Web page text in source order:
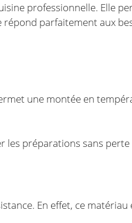
professionnelle. Elle
parfaitement aux
une montée en
les préparations sans
En effet, ce matériau